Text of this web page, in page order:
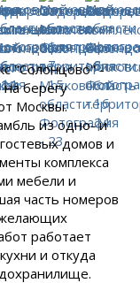
"Солонцово" -
берегу
Москвы.
из одно- и
домов и
комплекса
мебели и
часть номеров
желающих
работает
и откуда